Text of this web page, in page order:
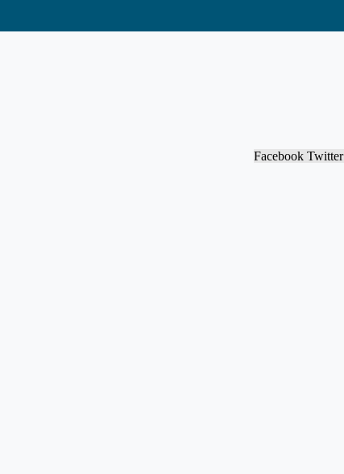
Facebook Twitter